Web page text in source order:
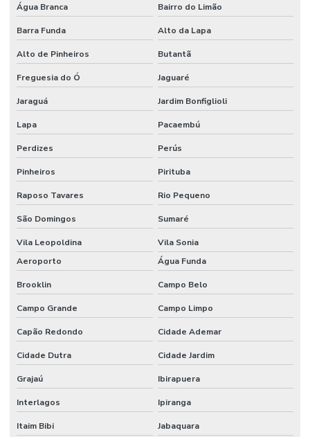
Serviço de flocagem
Tecido algodão flocado
Tecido aveludado automotivo
Tecido flocado
Tecido flocado de nylon
Tecido de pvc inflável
Tecido tule flocado
Tecido veludo
Tecido veludo atacado
Tecido veludo automotivo
Tecido veludo automotivo comprar
Tecido veludo comprar
Tecido veludo sintético
Água Branca
Bairro do Limão
Barra Funda Alto da Lapa
Alto de Pinheiros Butantã
Freguesia do Ó Jaguaré
Jaraguá Jardim Bonfiglioli
Lapa Pacaembú
Perdizes Perús
Pinheiros Pirituba
Raposo Tavares Rio Pequeno
São Domingos Sumaré
Vila Leopoldina
Vila Sonia
Aeroporto
Água Funda
Brooklin Campo Belo
Campo Grande Campo Limpo
Capão Redondo Cidade Ademar
Cidade Dutra Cidade Jardim
Grajaú Ibirapuera
Interlagos Ipiranga
Itaim Bibi Jabaquara